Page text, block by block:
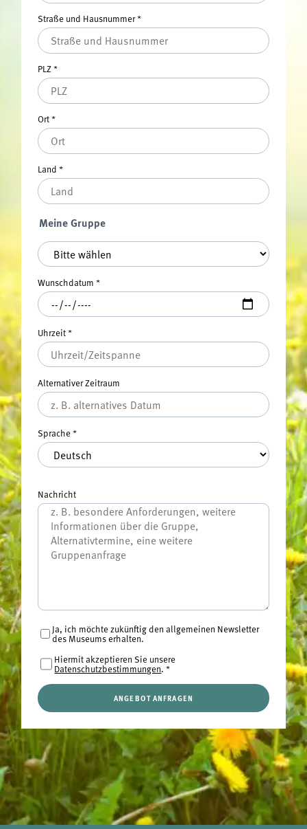
Straße und Hausnummer*
PLZ*
Ort*
Land *
Meine Gruppe
Meine Gruppe*
Wunschdatum *
Uhrzeit*
Alternativer Zeitraum
Sprache*
Nachricht
Ja, ich möchte zukünftig den allgemeinen Newsletter
des Museums erhalten.
Hiermit akzeptieren Sie unsere
Datenschutzbestimmungen.*
ANGEBOT ANFRAGEN